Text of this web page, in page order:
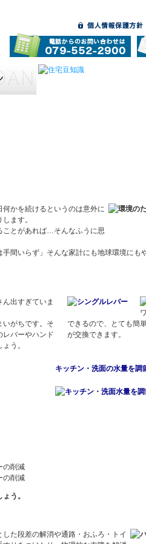
何かを続けるというのは意外に
ます。
ことがあれば…そんなふうに思
間いらず」そんな家計にも地球環境にも
出すぎていま
いがちです。そ
レバーやハンド
う。
できるので、とても簡
が交換できます。
キッチン・洗面の水量を調
の削減
の削減
う。
した段差の解消や通路・おふろ・トイ